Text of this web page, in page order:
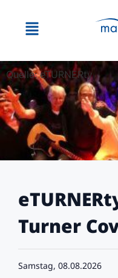
Quelle: eTURNERty
Turner
Samstag, 08.08.2026